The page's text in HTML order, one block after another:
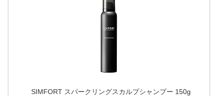
SIMFORT スパークリングスカルプシャンプー 150g